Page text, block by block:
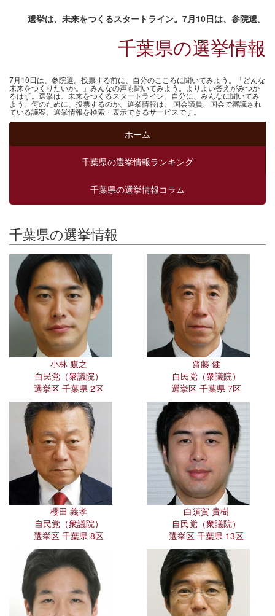
選挙は、未来をつくるスタートライン。7月10日は、参院選。
千葉県の選挙情報
7月10日は、参院選。投票する前に、自分のこころに聞いてみよう。「どんな
未来をつくりたいか。」みんなの声も聞いてみよう。よりよい答えがみつか
るはず。選挙は、未来をつくるスタートライン。自分に、みんなに聞いてみ
よう。何のために、投票するのか。選挙情報は、 国会議員、国会で審議され
ている議案、選挙情報を検索・表示できるサービスです。
ホーム
千葉県の選挙情報ランキング
千葉県の選挙情報コラム
千葉県の選挙情報
小林 鷹之
自民党（衆議院）
選挙区 千葉県 2区
齋藤 健
自民党（衆議院）
選挙区 千葉県 7区
櫻田 義孝
自民党（衆議院）
選挙区 千葉県 8区
白須賀 貴樹
自民党（衆議院）
選挙区 千葉県 13区